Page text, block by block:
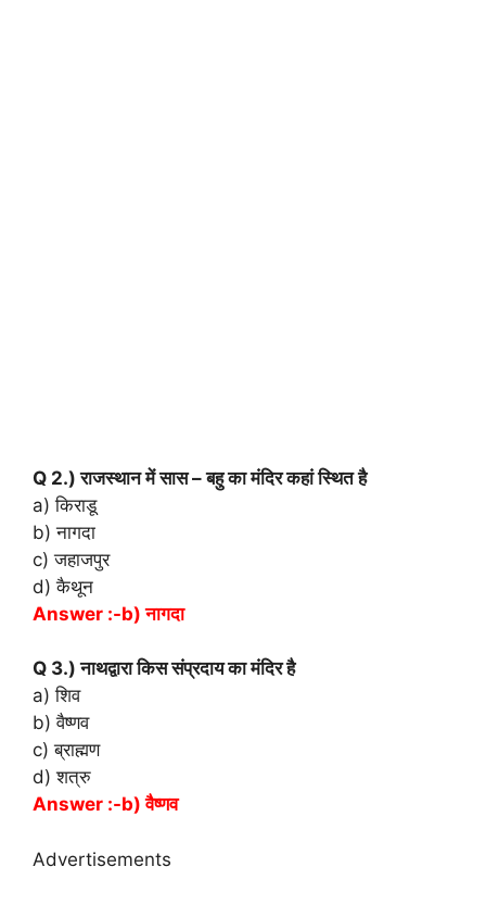
Q 2.) राजस्थान में सास – बहु का मंदिर कहां स्थित है
a) किराडू
b) नागदा
c) जहाजपुर
d) कैथून
Answer :-b) नागदा
Q 3.) नाथद्वारा किस संप्रदाय का मंदिर है
a) शिव
b) वैष्णव
c) ब्राह्मण
d) शत्रु
Answer :-b) वैष्णव
Advertisements